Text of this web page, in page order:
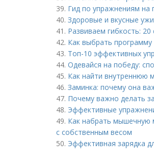
39. Гид по упражнениям на
40. Здоровые и вкусные
41. Развиваем гибкость:
42. Как выбрать
43. Топ-10 эффективных
44. Одевайся на победу:
45. Как найти внутреннюю
46. Заминка: почему она
47. Почему важно делать
48. Эффективные
49. Как набрать мышечную
с собственным весом
50. Эффективная зарядка